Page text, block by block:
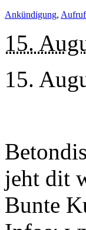
Ankündigung,
15.
15.
jeht dit
Bunte